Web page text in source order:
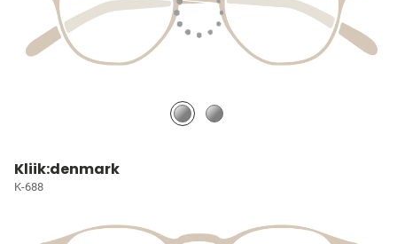
Kliik:denmark
K-688